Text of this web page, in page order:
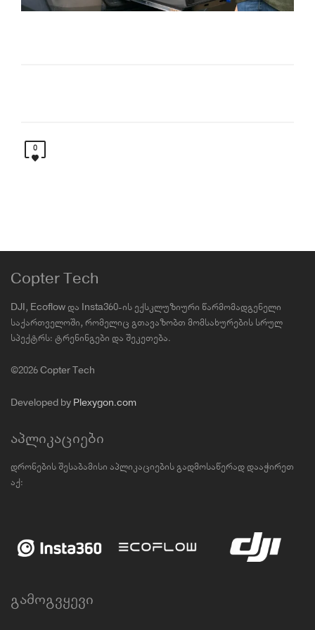
0
Copter Tech
DJI, Ecoflow და Insta360-ის ექსკლუზიური წარმომადგენელი
საქართველოში, რომელიც გთავაზობთ მომსახურების სრულ
სპექტრს: ტრენინგები და შეკეთება.
©2026 Copter Tech
Developed by Plexygon.com
აპლიკაციები
დრონების შესაბამისი აპლიკაციების გადმოსაწერად დააჭირეთ
აქ:
გამოგვყევი